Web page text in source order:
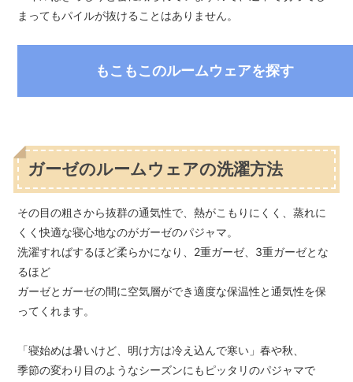
まってもパイルが抜けることはありません。
もこもこのルームウェアを探す
ガーゼのルームウェアの洗濯方法
その目の粗さから抜群の通気性で、熱がこもりにくく、蒸れに
くく快適な寝心地なのがガーゼのパジャマ。
洗濯すればするほど柔らかになり、2重ガーゼ、3重ガーゼとな
るほど
ガーゼとガーゼの間に空気層ができ適度な保温性と通気性を保
ってくれます。
「寝始めは暑いけど、明け方は冷え込んで寒い」春や秋、
季節の変わり目のようなシーズンにもピッタリのパジャマで